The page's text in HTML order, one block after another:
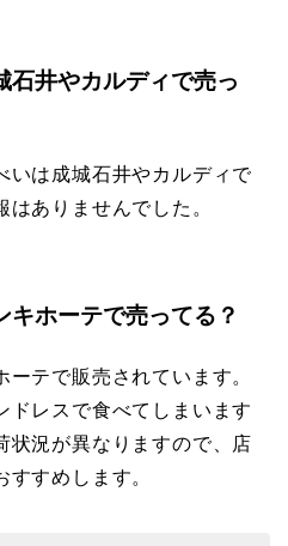
石井やカルディで売っ
いは成城石井やカルディで
ありませんでした。
キホーテで売ってる？
テで販売されています。
ドレスで食べてしまいます
状況が異なりますので、店
すめします。